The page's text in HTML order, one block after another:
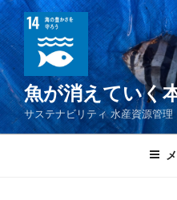
コ
ン
テ
ン
ツ
へ
魚が消えていく
サステナビリティ 水産資源管